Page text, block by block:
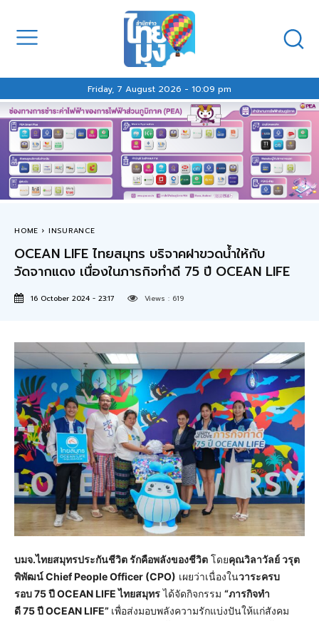
Friday, 7 August 2026 - 10:09 pm
HOME INSURANCE
OCEAN LIFE ไทยสมุทร บริจาคฝาขวดน้ำให้กับ
วัดจากแดง เนื่องในภารกิจทำดี 75 ปี OCEAN LIFE
16 October 2024 - 23:17 Views : 619
บมจ.ไทยสมุทรประกันชีวิต รักคือพลังของชีวิต โดยคุณวิลาวัลย์ วรุต
พิพัฒน์ Chief People Officer (CPO) เผยว่าเนื่องในวาระครบ
รอบ 75 ปี OCEAN LIFE ไทยสมุทรได้จัดกิจกรรม “ภารกิจทำ
ดี 75 ปี OCEAN LIFE” เพื่อส่งมอบพลังความรักแบ่งปันให้แก่สังคม